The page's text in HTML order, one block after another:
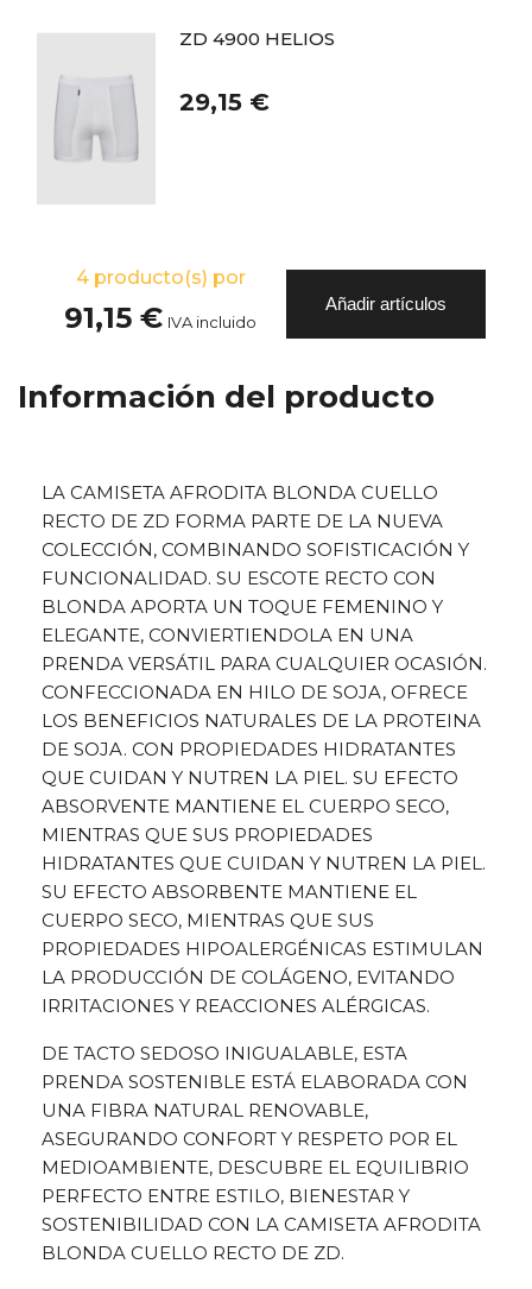
ZD 4900 HELIOS
29,15 €
4producto(s) por
91,15 € IVA incluido
Añadir artículos
Información del producto
LA CAMISETA AFRODITA BLONDA CUELLO
RECTO DE ZD FORMA PARTE DE LA NUEVA
COLECCIÓN, COMBINANDO SOFISTICACIÓN Y
FUNCIONALIDAD. SU ESCOTE RECTO CON
BLONDA APORTA UN TOQUE FEMENINO Y
ELEGANTE, CONVIERTIENDOLA EN UNA
PRENDA VERSÁTIL PARA CUALQUIER OCASIÓN.
CONFECCIONADA EN HILO DE SOJA, OFRECE
LOS BENEFICIOS NATURALES DE LA PROTEINA
DE SOJA. CON PROPIEDADES HIDRATANTES
QUE CUIDAN Y NUTREN LA PIEL. SU EFECTO
ABSORVENTE MANTIENE EL CUERPO SECO,
MIENTRAS QUE SUS PROPIEDADES
HIDRATANTES QUE CUIDAN Y NUTREN LA PIEL.
SU EFECTO ABSORBENTE MANTIENE EL
CUERPO SECO, MIENTRAS QUE SUS
PROPIEDADES HIPOALERGÉNICAS ESTIMULAN
LA PRODUCCIÓN DE COLÁGENO, EVITANDO
IRRITACIONES Y REACCIONES ALÉRGICAS.
DE TACTO SEDOSO INIGUALABLE, ESTA
PRENDA SOSTENIBLE ESTÁ ELABORADA CON
UNA FIBRA NATURAL RENOVABLE,
ASEGURANDO CONFORT Y RESPETO POR EL
MEDIOAMBIENTE, DESCUBRE EL EQUILIBRIO
PERFECTO ENTRE ESTILO, BIENESTAR Y
SOSTENIBILIDAD CON LA CAMISETA AFRODITA
BLONDA CUELLO RECTO DE ZD.